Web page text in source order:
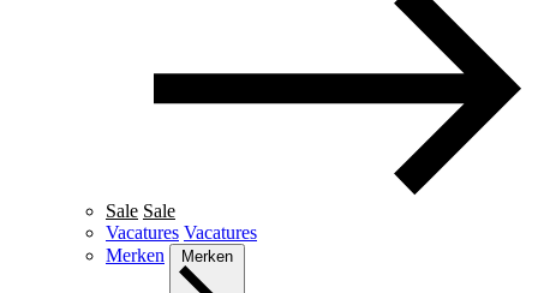
Sale Sale
Vacatures Vacatures
Merken
Merken